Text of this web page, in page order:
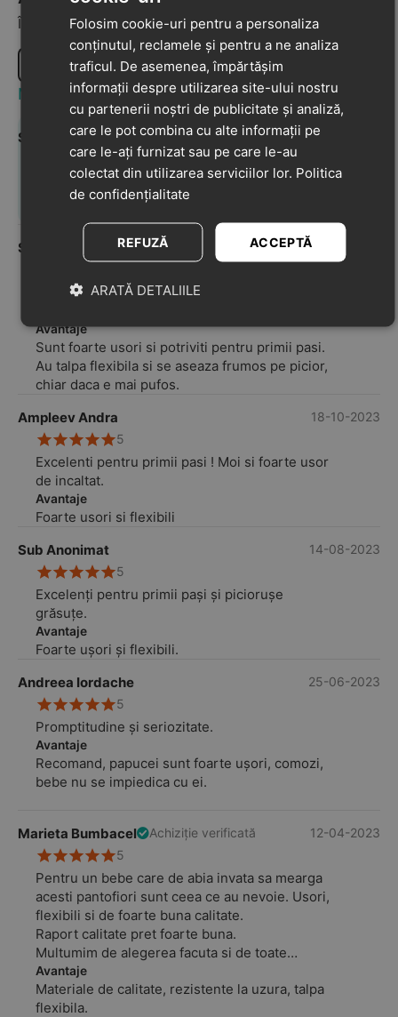
Împărtășiți-vă opiniile despre acest produs cu alți clienți
Scrie o recenzie
Most Helpful Positive Review
Sub Anonimat
08-04-2022
5
Produse de calitate și arată exact ca in poze. Foarte
multumiți de serviciile dumneavoastră!
Sub Anonimat
12-02-2025
Pantofi de calitate si seriozitate maxima in
Avantaje
Sunt foarte usori si potriviti pentru primii pasi.
Au talpa flexibila si se aseaza frumos pe picior,
chiar daca e mai pufos.
Ampleev Andra
18-10-2023
5
Excelenti pentru primii pasi ! Moi si foarte usor
de incaltat.
Avantaje
Foarte usori si flexibili
Sub Anonimat
14-08-2023
5
Excelenți pentru primii pași și piciorușe
grăsuțe.
Avantaje
Foarte ușori și flexibili.
Andreea Iordache
25-06-2023
5
Promptitudine și seriozitate.
Avantaje
Recomand, papucei sunt foarte ușori, comozi,
bebe nu se impiedica cu ei.
Marieta Bumbacel Achiziție verificată
12-04-2023
5
Pentru un bebe care de abia invata sa mearga
acesti pantofiori sunt ceea ce au nevoie. Usori,
flexibili si de foarte buna calitate.
Raport calitate pret foarte buna.
Multumim de alegerea facuta si de toate
celelalte produse comandate
Avantaje
Materiale de calitate, rezistente la uzura, talpa
flexibila.
Folosim cookie-uri pentru a personaliza
conținutul, reclamele și pentru a ne analiza
traficul. De asemenea, împărtășim
informații despre utilizarea site-ului nostru
cu partenerii noștri de publicitate și analiză,
care le pot combina cu alte informații pe
care le-ați furnizat sau pe care le-au
colectat din utilizarea serviciilor lor. Politica
de confidențialitate
ACCEPTĂ
REFUZĂ
ARATĂ DETALIILE